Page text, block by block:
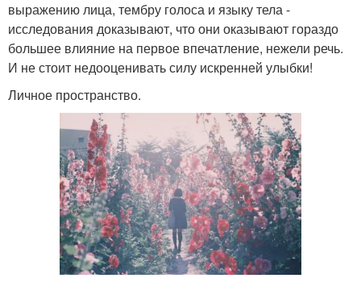
выражению лица, тембру голоса и языку тела -
исследования доказывают, что они оказывают гораздо
большее влияние на первое впечатление, нежели речь.
И не стоит недооценивать силу искренней улыбки!
Личное пространство.